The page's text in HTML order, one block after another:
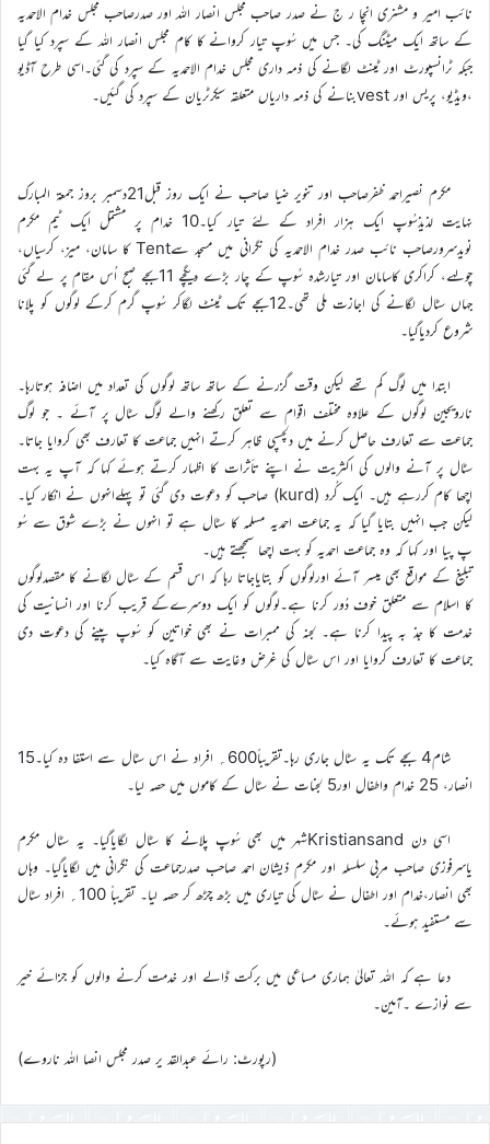
نائب امیر و مشنری انچا ر ج نے صدر صاحب مجلس انصار اللہ اور صدرصاحب مجلس خدام الاحمدیہ
کے ساتھ ایک میٹنگ کی۔ جس میں سُوپ تیار کروانے کا کام مجلس انصار اللہ کے سپرد کیا گیا
جبکہ ٹرانسپورٹ اور ٹینٹ لگانے کی ذمہ داری مجلس خدام الاحمدیہ کے سپرد کی گئی۔اسی طرح آڈیو
،ویڈیو، پریس اور vestبنانے کی ذمہ داریاں متعلقہ سیکرٹریان کے سپرد کی گئیں۔
مکرم نصیراحمد ظفرصاحب اور تنویر ضیا صاحب نے ایک روز قبل21دسمبر بروز جمعۃ المبارک
نہایت لذیذسُوپ ایک ہزار افراد کے لئے تیار کیا۔10 خدام پر مشتمل ایک ٹیم مکرم
نویدسرورصاحب نائب صدر خدام الاحمدیہ کی نگرانی میں مسجد سےTent کا سامان، میز، کرسیاں،
چولہے، کراکری کاسامان اور تیارشدہ سُوپ کے چار بڑے دیگچے 11بجے صبح اُس مقام پر لے گئی
جہاں سٹال لگانے کی اجازت ملی تھی۔12بجے تک ٹینٹ لگاکر سُوپ گرم کرکے لوگوں کو پلانا
شروع کردیاگیا۔
ابتدا میں لوگ کم تھے لیکن وقت گزرنے کے ساتھ ساتھ لوگوں کی تعداد میں اضافہ ہوتارہا۔
نارویجین لوگوں کے علاوہ مختلف اقوام سے تعلق رکھنے والے لوگ سٹال پر آئے ۔ جو لوگ
جماعت سے تعارف حاصل کرنے میں دلچسپی ظاہر کرتے انہیں جماعت کا تعارف بھی کروایا جاتا۔
سٹال پر آنے والوں کی اکثریت نے اپنے تأثرات کا اظہار کرتے ہوئے کہا کہ آپ یہ بہت
اچھا کام کررہے ہیں۔ ایک کُرد (kurd) صاحب کو دعوت دی گئی تو پہلےانہوں نے انکار کیا۔
لیکن جب انہیں بتایا گیا کہ یہ جماعت احمدیہ مسلمہ کا سٹال ہے تو انہوں نے بڑے شوق سے سُو
پ پیا اور کہا کہ وہ جماعت احمدیہ کو بہت اچھا سمجھتے ہیں۔
تبلیغ کے مواقع بھی میسر آئے اورلوگوں کو بتایاجاتا رہا کہ اس قسم کے سٹال لگانے کا مقصدلوگوں
کا اسلام سے متعلق خوف دُور کرنا ہے۔لوگوں کو ایک دوسرےکے قریب کرنا اور انسانیت کی
خدمت کا جذ بہ پیدا کرنا ہے۔ لجنہ کی ممبرات نے بھی خواتین کو سُوپ پینے کی دعوت دی
جماعت کا تعارف کروایا اور اس سٹال کی غرض وغایت سے آگاہ کیا۔
شام4 بجے تک یہ سٹال جاری رہا۔تقریباً600؍ افراد نے اس سٹال سے استفا دہ کیا۔15
انصار، 25 خدام واطفال اور5 لجنات نے سٹال کے کاموں میں حصہ لیا۔
اسی دن Kristiansandشہر میں بھی سُوپ پلانے کا سٹال لگایاگیا۔ یہ سٹال مکرم
یاسرفوزی صاحب مربی سلسلہ اور مکرم ذیشان احمد صاحب صدرجماعت کی نگرانی میں لگایاگیا۔ وہاں
بھی انصار،خدام اور اطفال نے سٹال کی تیاری میں بڑھ چڑھ کر حصہ لیا۔ تقریباً 100؍ افراد سٹال
سے مستفید ہوئے۔
دعا ہے کہ اللہ تعالیٰ ہماری مساعی میں برکت ڈالے اور خدمت کرنے والوں کو جزائے خیر
سے نوازے ۔آمین۔
(رپورٹ: رائے عبدالقد یر صدر مجلس انصا اللہ ناروے)